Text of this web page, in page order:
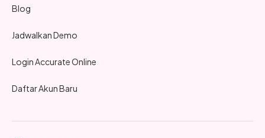
Blog
Jadwalkan Demo
Login Accurate Online
Daftar Akun Baru